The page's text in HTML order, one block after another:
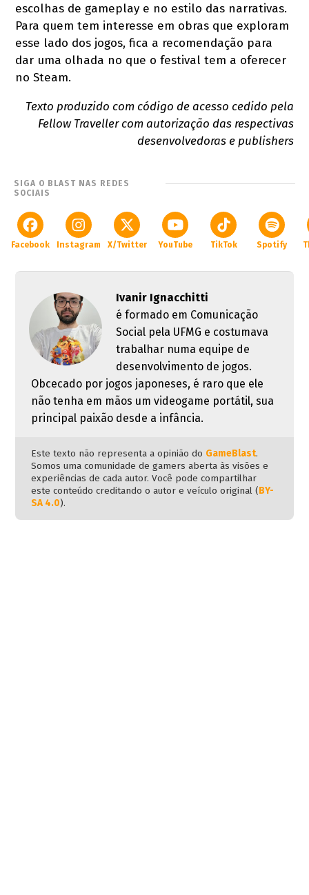
escolhas de gameplay e no estilo das narrativas.
Para quem tem interesse em obras que exploram
esse lado dos jogos, fica a recomendação para
dar uma olhada no que o festival tem a oferecer
no Steam.
Texto produzido com código de acesso cedido pela
Fellow Traveller com autorização das respectivas
desenvolvedoras e publishers
SIGA O BLAST NAS REDES
SOCIAIS
Facebook Instagram X/Twitter YouTube TikTok Spotify
Ivanir Ignacchitti
é formado em Comunicação
Social pela UFMG e costumava
trabalhar numa equipe de
desenvolvimento de jogos.
Obcecado por jogos japoneses, é raro que ele
não tenha em mãos um videogame portátil, sua
principal paixão desde a infância.
Este texto não representa a opinião do GameBlast.
Somos uma comunidade de gamers aberta às visões e
experiências de cada autor. Você pode compartilhar
este conteúdo creditando o autor e veículo original (BY-
SA 4.0).